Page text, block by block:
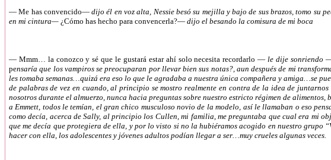
— Me has convencido—dijo él en voz alta, Nessie besó su mejilla y bajo de sus brazos, tomo su
en mi cintura— ¿Cómo has hecho para convencerla?— dijo el besando la comisura de mi boca
— Mmm… la conozco y sé que le gustará estar ahí solo necesita recordarlo —le dije sonriendo
pensaría que los vampiros se preocuparan por llevar bien sus notas?, aun después de mi
les tomaba semanas…quizá era eso lo que le agradaba a nuestra única compañera y amiga…se
de palabras de vez en cuando, al principio se mostro realmente en contra de la idea de
nosotros durante el almuerzo, nunca hacia preguntas sobre nuestro estricto régimen de
a Emmett, todos le temían, el gran chico musculoso novio de la modelo, así le llamaban o eso
como decía, acerca de Sally, al principio los Cullen, mi familia, me preguntaba que cual era mi
que me decía que protegiera de ella, y por lo visto si no la hubiéramos acogido en nuestro grupo
hacer con ella, los adolescentes y jóvenes adultos podían llegar a ser…muy crueles algunas veces.